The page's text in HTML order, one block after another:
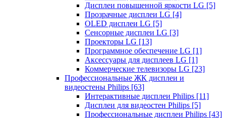
Дисплеи повышенной яркости LG [5]
Прозрачные дисплеи LG [4]
OLED дисплеи LG [5]
Сенсорные дисплеи LG [3]
Проекторы LG [13]
Программное обеспечение LG [1]
Аксессуары для дисплеев LG [1]
Коммерческие телевизоры LG [23]
Профессиональные ЖК дисплеи и
видеостены Philips [63]
Интерактивные дисплеи Philips [11]
Дисплеи для видеостен Philips [5]
Профессиональные дисплеи Philips [43]